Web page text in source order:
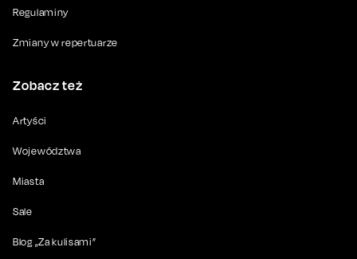
Regulaminy
Zmiany w repertuarze
Zobacz też
Artyści
Województwa
Miasta
Sale
Blog „Za kulisami”